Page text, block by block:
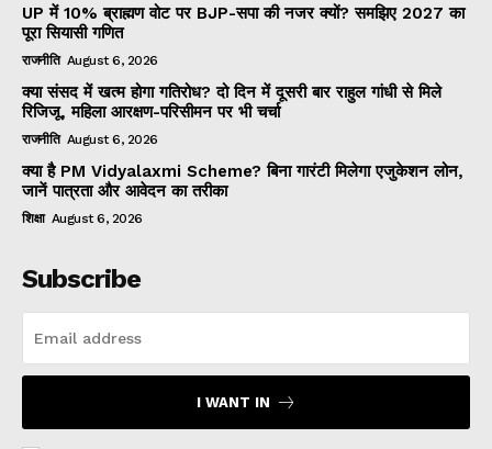
UP में 10% ब्राह्मण वोट पर BJP-सपा की नजर क्यों? समझिए 2027 का
पूरा सियासी गणित
राजनीति August 6, 2026
क्या संसद में खत्म होगा गतिरोध? दो दिन में दूसरी बार राहुल गांधी से मिले
रिजिजू, महिला आरक्षण-परिसीमन पर भी चर्चा
राजनीति August 6, 2026
क्या है PM Vidyalaxmi Scheme? बिना गारंटी मिलेगा एजुकेशन लोन,
जानें पात्रता और आवेदन का तरीका
शिक्षा August 6, 2026
Subscribe
I WANT IN